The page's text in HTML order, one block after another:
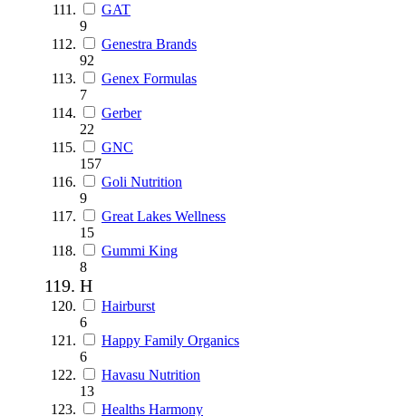
GAT
9
Genestra Brands
92
Genex Formulas
7
Gerber
22
GNC
157
Goli Nutrition
9
Great Lakes Wellness
15
Gummi King
8
H
Hairburst
6
Happy Family Organics
6
Havasu Nutrition
13
Healths Harmony